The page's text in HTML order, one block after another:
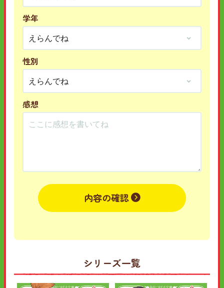
学年
性別
感想
内容の確認
シリーズ一覧